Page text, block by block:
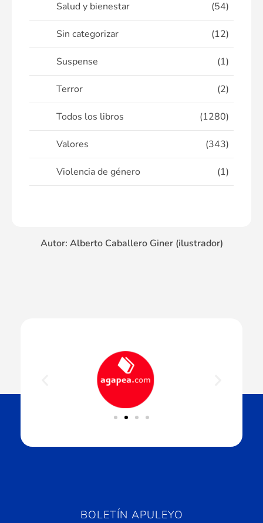
Salud y bienestar (54)
Sin categorizar (12)
Suspense (1)
Terror (2)
Todos los libros (1280)
Valores (343)
Violencia de género (1)
Autor: Alberto Caballero Giner (ilustrador)
BOLETÍN APULEYO